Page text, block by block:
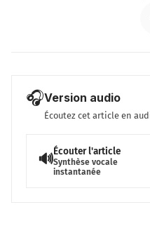
🎧Version audio
Écoutez cet article en
🔊Écouter l'article
Synthèse vocale
instantanée